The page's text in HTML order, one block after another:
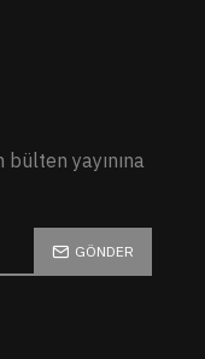
yayınına
GÖNDER